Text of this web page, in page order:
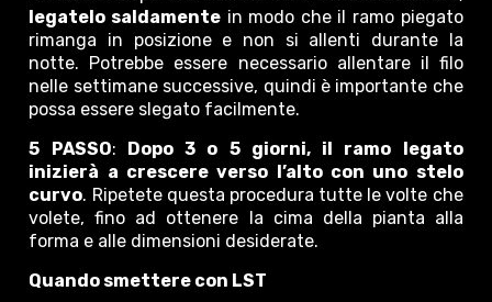
legatelo saldamente in modo che il ramo piegato
rimanga in posizione e non si allenti durante la
notte. Potrebbe essere necessario allentare il filo
nelle settimane successive, quindi è importante che
possa essere slegato facilmente.
5 PASSO: Dopo 3 o 5 giorni, il ramo legato
inizierà a crescere verso l’alto con uno stelo
curvo. Ripetete questa procedura tutte le volte che
volete, fino ad ottenere la cima della pianta alla
forma e alle dimensioni desiderate.
Quando smettere con LST